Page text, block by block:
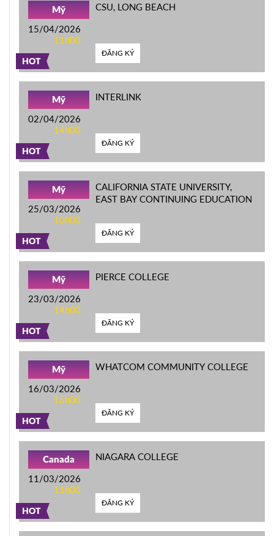
HOT
Mỹ
15/04/2026
11h00
CSU, LONG BEACH
ĐĂNG KÝ
HOT
Mỹ
02/04/2026
14h00
INTERLINK
ĐĂNG KÝ
HOT
Mỹ
25/03/2026
10h00
CALIFORNIA STATE UNIVERSITY,
EAST BAY CONTINUING EDUCATION
ĐĂNG KÝ
HOT
Mỹ
23/03/2026
14h00
PIERCE COLLEGE
ĐĂNG KÝ
HOT
Mỹ
16/03/2026
16h00
WHATCOM COMMUNITY COLLEGE
ĐĂNG KÝ
HOT
Canada
11/03/2026
11h00
NIAGARA COLLEGE
ĐĂNG KÝ